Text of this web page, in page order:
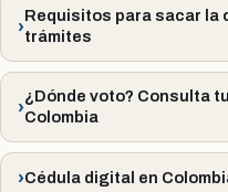
Requisitos para sacar la
trámites
¿Dónde voto? Consulta
Colombia
Cédula digital en